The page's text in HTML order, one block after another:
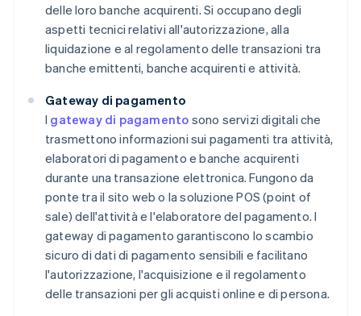
delle loro banche acquirenti. Si occupano degli
aspetti tecnici relativi all'autorizzazione, alla
liquidazione e al regolamento delle transazioni tra
banche emittenti, banche acquirenti e attività.
Gateway di pagamento
I gateway di pagamento sono servizi digitali che
trasmettono informazioni sui pagamenti tra attività,
elaboratori di pagamento e banche acquirenti
durante una transazione elettronica. Fungono da
ponte tra il sito web o la soluzione POS (point of
sale) dell'attività e l'elaboratore del pagamento. I
gateway di pagamento garantiscono lo scambio
sicuro di dati di pagamento sensibili e facilitano
l'autorizzazione, l'acquisizione e il regolamento
delle transazioni per gli acquisti online e di persona.